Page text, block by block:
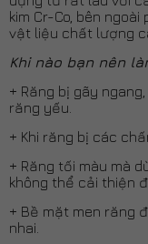
Mặt dán sứ
Cạo vôi đánh
Chữa tủy răng
Nha khoa thẩm
Nhổ răng khôn
Tẩy trắng răng
kim Cr-Co, bên
vật liệu chất lượng
Khi nào bạn nên
+ Răng bị gãy
răng yếu.
+ Khi răng bị các
+ Răng tối màu mà
không thể cải thiện
+ Bề mặt men răng
nhai.